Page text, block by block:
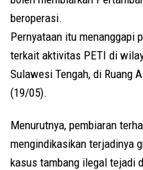
beroperasi.
Pernyataan itu menanggapi
terkait aktivitas PETI di
Sulawesi Tengah, di Ruang
(19/05).
Menurutnya, pembiaran
mengindikasikan terjadinya
kasus tambang ilegal tejadi